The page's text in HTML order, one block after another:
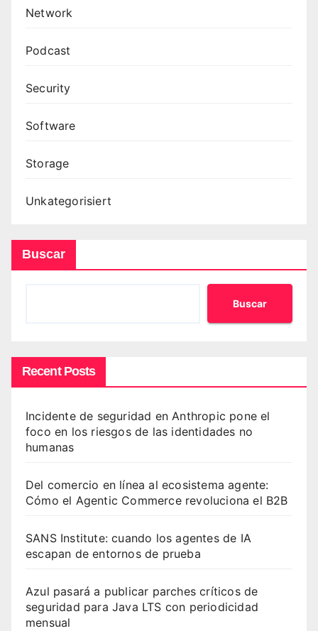
Network
Podcast
Security
Software
Storage
Unkategorisiert
Buscar
Buscar
Recent Posts
Incidente de seguridad en Anthropic pone el
foco en los riesgos de las identidades no
humanas
Del comercio en línea al ecosistema agente:
Cómo el Agentic Commerce revoluciona el B2B
SANS Institute: cuando los agentes de IA
escapan de entornos de prueba
Azul pasará a publicar parches críticos de
seguridad para Java LTS con periodicidad
mensual